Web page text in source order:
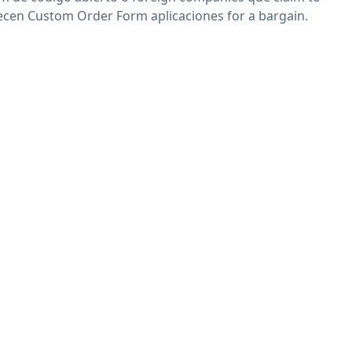
Custom Order Form aplicaciones for a bargain.